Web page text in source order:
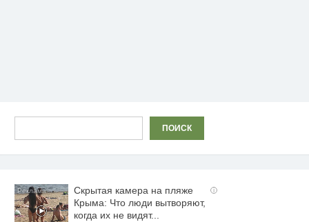
ПОИСК
i
Скрытая камера на пляже
Крыма: Что люди вытворяют,
когда их не видят...